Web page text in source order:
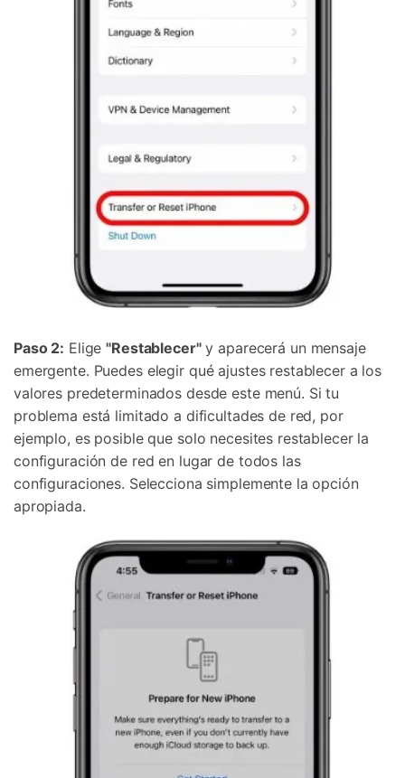
Paso 2: Elige"Restablecer"y aparecerá un mensaje
emergente. Puedes elegir qué ajustes restablecer a los
valores predeterminados desde este menú. Si tu
problema está limitado a dificultades de red, por
ejemplo, es posible que solo necesites restablecer la
configuración de red en lugar de todos las
configuraciones. Selecciona simplemente la opción
apropiada.